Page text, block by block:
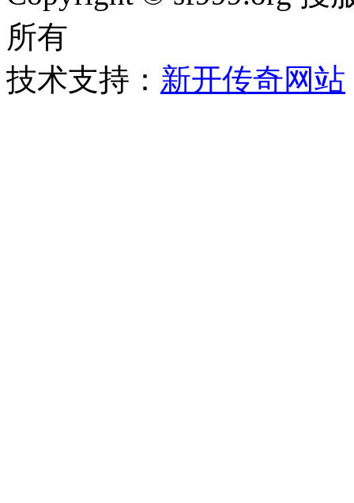
所有
技术支持： 新开传奇网站